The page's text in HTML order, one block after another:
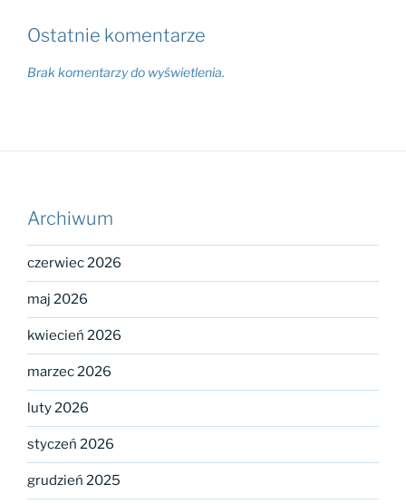
Ostatnie komentarze
Brak komentarzy do wyświetlenia.
Archiwum
czerwiec 2026
maj 2026
kwiecień 2026
marzec 2026
luty 2026
styczeń 2026
grudzień 2025